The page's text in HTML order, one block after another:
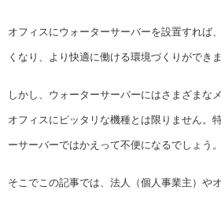
オフィスにウォーターサーバーを設置すれば
くなり、より快適に働ける環境づくりができま
しかし、ウォーターサーバーにはさまざまな
オフィスにピッタリな機種とは限りません。
ーサーバーではかえって不便になるでしょう。
そこでこの記事では、法人（個人事業主）や